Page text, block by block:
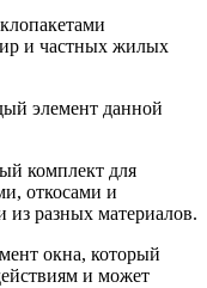
и частных жилых
элемент данной
комплект для
откосами и
разных материалов.
окна, который
и может